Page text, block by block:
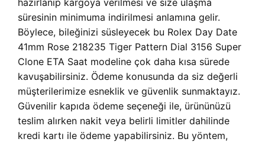
hazırlanıp kargoya verilmesi ve size ulaşma
süresinin minimuma indirilmesi anlamına gelir.
Böylece, bileğinizi süsleyecek bu Rolex Day Date
41mm Rose 218235 Tiger Pattern Dial 3156 Super
Clone ETA Saat modeline çok daha kısa sürede
kavuşabilirsiniz. Ödeme konusunda da siz değerli
müşterilerimize esneklik ve güvenlik sunmaktayız.
Güvenilir kapıda ödeme seçeneği ile, ürününüzü
teslim alırken nakit veya belirli limitler dahilinde
kredi kartı ile ödeme yapabilirsiniz. Bu yöntem,